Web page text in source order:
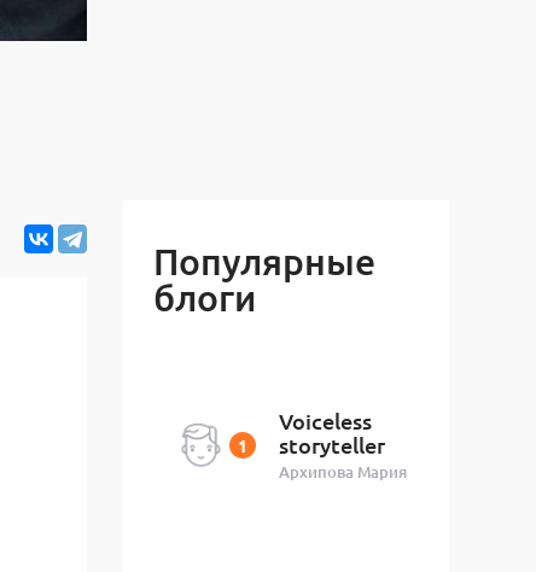
Популярные
блоги
Voiceless
storyteller
Архипова Мария